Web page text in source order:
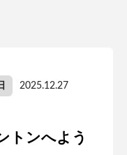
2025.12.27
トンへよう